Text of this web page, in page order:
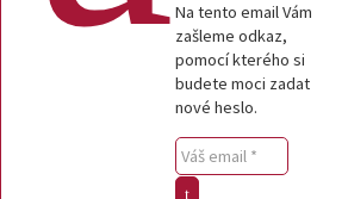
Na tento email Vám
zašleme odkaz,
pomocí kterého si
budete moci zadat
nové heslo.